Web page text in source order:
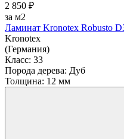
2 850 ₽
за м2
Ламинат Kronotex Robusto
Kronotex
(Германия)
Класс: 33
Порода дерева: Дуб
Толщина: 12 мм